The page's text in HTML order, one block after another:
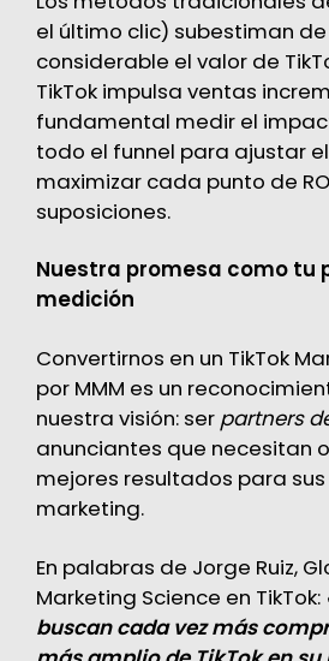
el último clic) subestiman
considerable el valor de
TikTok impulsa ventas
fundamental medir el
todo el funnel para ajustar
maximizar cada punto de
suposiciones.
Nuestra promesa como tu
medición
Convertirnos en un TikTok
por MMM es un
nuestra visión: ser partners
anunciantes que necesitan
mejores resultados para
marketing.
En palabras de Jorge Ruiz,
Marketing Science en TikTok:
buscan cada vez más